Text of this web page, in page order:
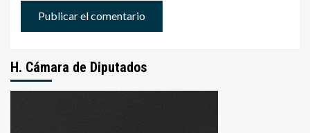
H. Cámara de Diputados